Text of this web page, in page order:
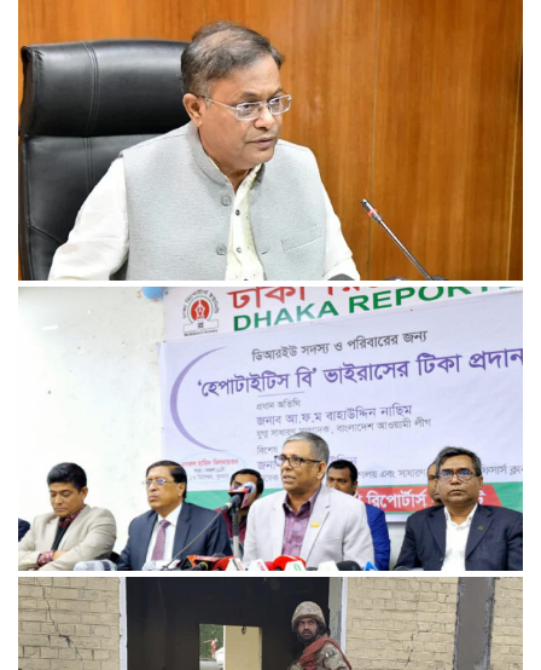
খুলনায় অবরোধের সমর্থনে দুপুরে ও সন্ধ্যায় বিএনপির মিছিল
রেললাইন কাটা, গাড়িতে আগুন—এ কোন রাজনীতি, প্রশ্ন তথ্যমন্ত্রীর
আমরা প্রতিদ্বন্দ্বিতাপূর্ণ নির্বাচন চাই: না‌ছিম